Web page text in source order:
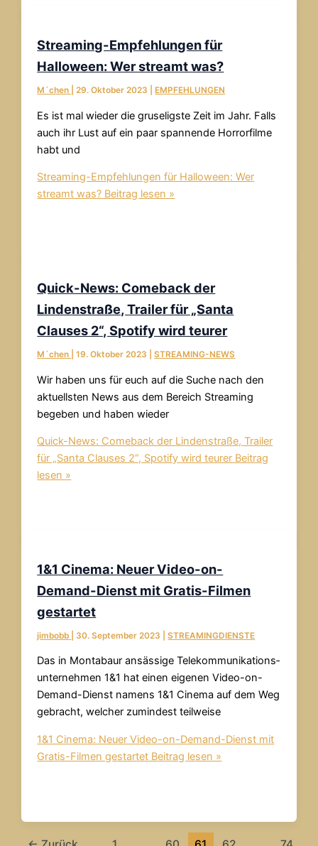
Streaming-Empfehlungen für
Halloween: Wer streamt was?
M´chen |29. Oktober 2023 EMPFEHLUNGEN
Es ist mal wieder die gruseligste Zeit im Jahr. Falls
auch ihr Lust auf ein paar spannende Horrorfilme
habt und
Streaming-Empfehlungen für Halloween: Wer
streamt was? Beitrag lesen »
Quick-News: Comeback der
Lindenstraße, Trailer für „Santa
Clauses 2“, Spotify wird teurer
M´chen |19. Oktober 2023 |STREAMING-NEWS
Wir haben uns für euch auf die Suche nach den
aktuellsten News aus dem Bereich Streaming
begeben und haben wieder
Quick-News: Comeback der Lindenstraße, Trailer
für „Santa Clauses 2“, Spotify wird teurer Beitrag
lesen »
1&1 Cinema: Neuer Video-on-
Demand-Dienst mit Gratis-Filmen
gestartet
jimbobb 30. September 2023 |STREAMINGDIENSTE
Das in Monta­baur ansäs­sige Tele­kom­muni­kati­ons­
unter­neh­men 1&1 hat einen eigenen Video-on-
Demand-Dienst namens 1&1 Cinema auf dem Weg
gebracht, welcher zumin­dest teil­weise
1&1 Cinema: Neuer Video-on-Demand-Dienst mit
Gratis-Filmen gestartet Beitrag lesen »